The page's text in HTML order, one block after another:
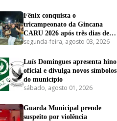
Fênix conquista o
tricampeonato da Gincana
CARU 2026 após três dias de
disputas em Carutapera
segunda-feira, agosto 03, 2026
Luís Domingues apresenta hino
oficial e divulga novos símbolos
do município
sábado, agosto 01, 2026
Guarda Municipal prende
suspeito por violência